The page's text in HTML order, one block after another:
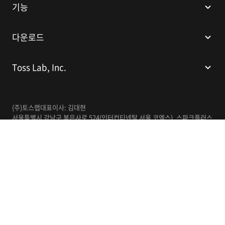
기능
다운로드
Toss Lab, Inc.
(주)토스랩대표이사: 김대현
서울특별시 강남구 봉은사로 524(인터컨티넨탈 서울 코엑스), 스파크플러스